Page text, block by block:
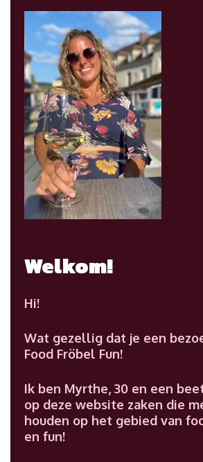
Welkom!
Hi!
Wat gezellig dat je een
Food Fröbel Fun!
Ik ben Myrthe, 30 en een
op deze website zaken die
houden op het gebied van
en fun!